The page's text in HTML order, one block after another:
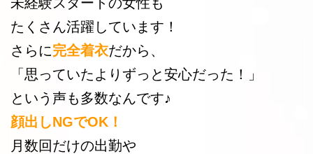
たくさん活躍しています！
さらに完全着衣だから、
「思っていたよりずっと安心だった！」
という声も多数なんです♪
顔出しNGでOK！
月数回だけの出勤や